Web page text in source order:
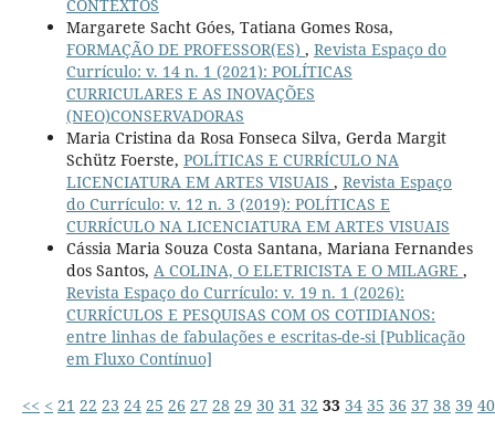
CONTEXTOS
Margarete Sacht Góes, Tatiana Gomes Rosa,
FORMAÇÃO DE PROFESSOR(ES) , Revista Espaço do
Currículo: v. 14 n. 1 (2021): POLÍTICAS
CURRICULARES E AS INOVAÇÕES
(NEO)CONSERVADORAS
Maria Cristina da Rosa Fonseca Silva, Gerda Margit
Schütz Foerste, POLÍTICAS E CURRÍCULO NA
LICENCIATURA EM ARTES VISUAIS , Revista Espaço
do Currículo: v. 12 n. 3 (2019): POLÍTICAS E
CURRÍCULO NA LICENCIATURA EM ARTES VISUAIS
Cássia Maria Souza Costa Santana, Mariana Fernandes
dos Santos, A COLINA, O ELETRICISTA E O MILAGRE ,
Revista Espaço do Currículo: v. 19 n. 1 (2026):
CURRÍCULOS E PESQUISAS COM OS COTIDIANOS:
entre linhas de fabulações e escritas-de-si [Publicação
em Fluxo Contínuo]
<< < 21 22 23 24 25 26 27 28 29 30 31 32 33 34 35 36 37 38 39 40